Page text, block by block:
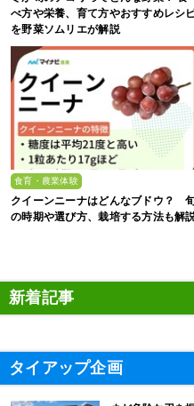
べ方や栄養、育て方やおすすめレシ
を野菜ソムリエが解説
食育・農業体験
クイーンニーナはどんなブドウ？
の時期や選び方、栽培する方法も解
新着記事
タイアップ企画